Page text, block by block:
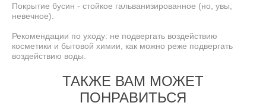
Покрытие бусин - стойкое гальванизированное (но, увы,
невечное).
Рекомендации по уходу: не подвергать воздействию
косметики и бытовой химии, как можно реже подвергать
воздействию воды.
ТАКЖЕ ВАМ МОЖЕТ
ПОНРАВИТЬСЯ